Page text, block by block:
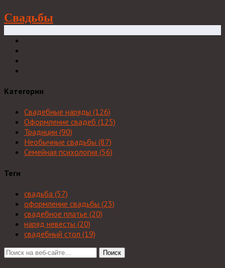
Свадьбы
Категории
Свадебные наряды (126)
Оформление свадеб (125)
Традиции (90)
Необычные свадьбы (87)
Семейная психология (56)
Теги
свадьба (57)
оформление свадьбы (23)
свадебное платье (20)
наряд невесты (20)
свадебный стол (19)
Поиск